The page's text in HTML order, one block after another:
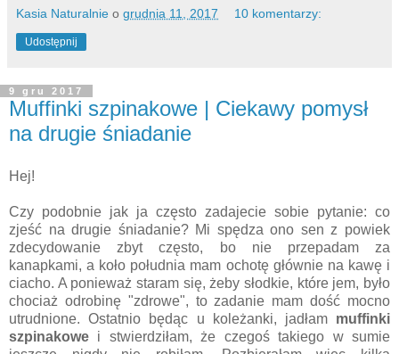
Kasia Naturalnie o grudnia 11, 2017 10 komentarzy:
Udostępnij
9 gru 2017
Muffinki szpinakowe | Ciekawy pomysł
na drugie śniadanie
Hej!
Czy podobnie jak ja często zadajecie sobie pytanie: co
zjeść na drugie śniadanie? Mi spędza ono sen z powiek
zdecydowanie zbyt często, bo nie przepadam za
kanapkami, a koło południa mam ochotę głównie na kawę i
ciacho. A ponieważ staram się, żeby słodkie, które jem, było
chociaż odrobinę "zdrowe", to zadanie mam dość mocno
utrudnione. Ostatnio będąc u koleżanki, jadłam muffinki
szpinakowe i stwierdziłam, że czegoś takiego w sumie